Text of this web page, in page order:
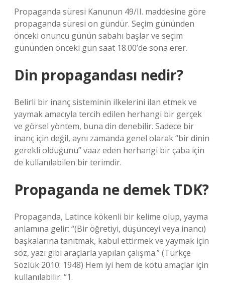
Propaganda süresi Kanunun 49/II. maddesine göre
propaganda süresi on gündür. Seçim gününden
önceki onuncu günün sabahı başlar ve seçim
gününden önceki gün saat 18.00’de sona erer.
Din propagandası nedir?
Belirli bir inanç sisteminin ilkelerini ilan etmek ve
yaymak amacıyla tercih edilen herhangi bir gerçek
ve görsel yöntem, buna din denebilir. Sadece bir
inanç için değil, aynı zamanda genel olarak “bir dinin
gerekli olduğunu” vaaz eden herhangi bir çaba için
de kullanılabilen bir terimdir.
Propaganda ne demek TDK?
Propaganda, Latince kökenli bir kelime olup, yayma
anlamına gelir: “(Bir öğretiyi, düşünceyi veya inancı)
başkalarına tanıtmak, kabul ettirmek ve yaymak için
söz, yazı gibi araçlarla yapılan çalışma.” (Türkçe
Sözlük 2010: 1948) Hem iyi hem de kötü amaçlar için
kullanılabilir: “1.